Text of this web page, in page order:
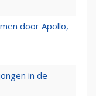
door Apollo,
in de